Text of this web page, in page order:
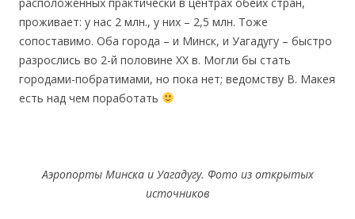
проживает: у нас 2 млн., у них – 2,5 млн. Тоже
сопоставимо. Оба города – и Минск, и Уагадугу – быстро
разрослись во 2-й половине ХХ в. Могли бы стать
городами-побратимами, но пока нет; ведомству В. Макея
есть над чем поработать
Аэропорты Минска и Уагадугу. Фото из открытых
источников